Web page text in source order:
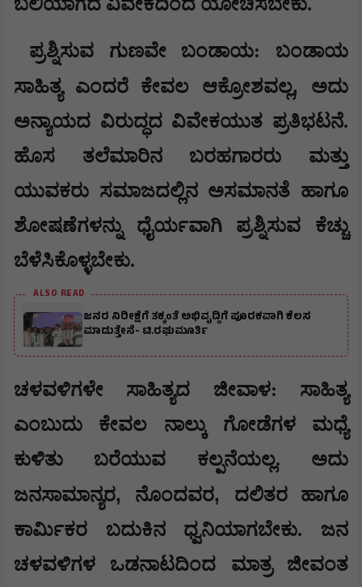
ಪ್ರಶ್ನಿಸುವ ಗುಣವೇ ಬಂಡಾಯ: ಬಂಡಾಯ
ಸಾಹಿತ್ಯ ಎಂದರೆ ಕೇವಲ ಆಕ್ರೋಶವಲ್ಲ, ಅದು
ಅನ್ಯಾಯದ ವಿರುದ್ಧದ ವಿವೇಕಯುತ ಪ್ರತಿಭಟನೆ.
ಹೊಸ ತಲೆಮಾರಿನ ಬರಹಗಾರರು ಮತ್ತು
ಯುವಕರು ಸಮಾಜದಲ್ಲಿನ ಅಸಮಾನತೆ ಹಾಗೂ
ಶೋಷಣೆಗಳನ್ನು ಧೈರ್ಯವಾಗಿ ಪ್ರಶ್ನಿಸುವ ಕೆಚ್ಚು
ಬೆಳೆಸಿಕೊಳ್ಳಬೇಕು.
ALSO READ
ಜನರ ನಿರೀಕ್ಷೆಗೆ ತಕ್ಕಂತೆ ಅಭಿವೃದ್ದಿಗೆ ಪೂರಕವಾಗಿ ಕೆಲಸ
ಮಾಡುತ್ತೇನೆ- ಟಿ.ರಘುಮೂರ್ತಿ
ಚಳವಳಿಗಳೇ ಸಾಹಿತ್ಯದ ಜೀವಾಳ: ಸಾಹಿತ್ಯ
ಎಂಬುದು ಕೇವಲ ನಾಲ್ಕು ಗೋಡೆಗಳ ಮಧ್ಯೆ
ಕುಳಿತು ಬರೆಯುವ ಕಲ್ಪನೆಯಲ್ಲ. ಅದು
ಜನಸಾಮಾನ್ಯರ, ನೊಂದವರ, ದಲಿತರ ಹಾಗೂ
ಕಾರ್ಮಿಕರ ಬದುಕಿನ ಧ್ವನಿಯಾಗಬೇಕು. ಜನ
ಚಳವಳಿಗಳ ಒಡನಾಟದಿಂದ ಮಾತ್ರ ಜೀವಂತ